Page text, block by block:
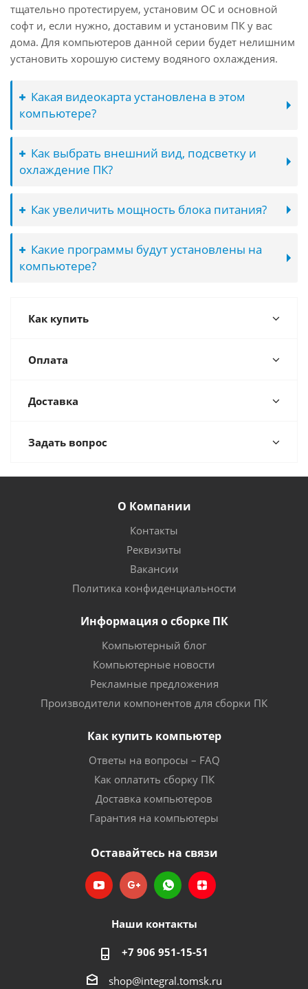
тщательно протестируем, установим ОС и основной
софт и, если нужно, доставим и установим ПК у вас
дома. Для компьютеров данной серии будет нелишним
установить хорошую систему водяного охлаждения.
Какая видеокарта установлена в этом
компьютере?
Как выбрать внешний вид, подсветку и
охлаждение ПК?
Как увеличить мощность блока питания?
Какие программы будут установлены на
компьютере?
Как купить
Оплата
Доставка
Задать вопрос
О Компании
Контакты
Реквизиты
Вакансии
Политика конфиденциальности
Информация о сборке ПК
Компьютерный блог
Компьютерные новости
Рекламные предложения
Производители компонентов для сборки ПК
Как купить компьютер
Ответы на вопросы – FAQ
Как оплатить сборку ПК
Доставка компьютеров
Гарантия на компьютеры
Оставайтесь на связи
Наши контакты
+7 906 951-15-51
shop@integral.tomsk.ru